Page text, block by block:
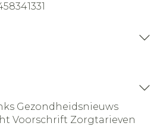
Gezondheidsnieuws
Voorschrift Zorgtarieven